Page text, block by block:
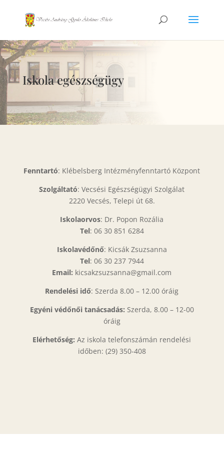
Iskola egészségügy
Fenntartó: Klébelsberg Intézményfenntartó Központ
Szolgáltató: Vecsési Egészségügyi Szolgálat
2220 Vecsés, Telepi út 68.
Iskolaorvos: Dr. Popon Rozália
Tel: 06 30 851 6284
Iskolavédőnő: Kicsák Zsuzsanna
Tel: 06 30 237 7944
Email: kicsakzsuzsanna@gmail.com
Rendelési idő: Szerda 8.00 – 12.00 óráig
Egyéni védőnői tanácsadás: Szerda, 8.00 – 12-00
óráig
Elérhetőség: Az iskola telefonszámán rendelési
időben: (29) 350-408